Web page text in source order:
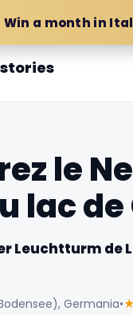
Win a month in
le
lac
Leuchtturm de
Germania•